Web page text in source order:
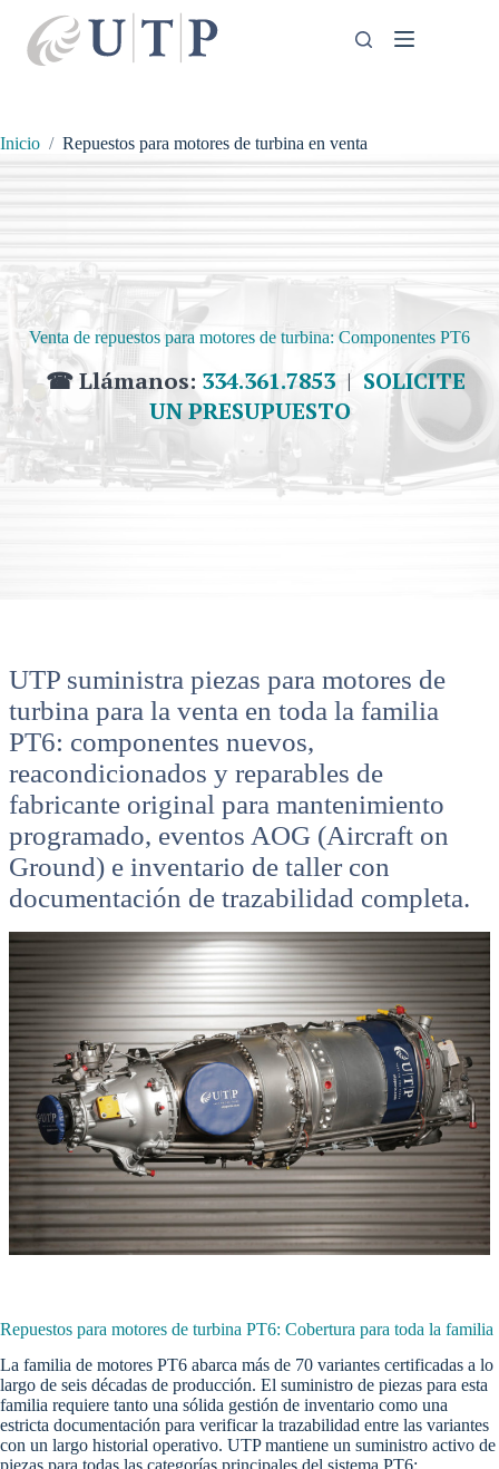
contenido
Inicio Repuestos para motores de turbina en venta
Venta de repuestos para motores de turbina: Componentes PT6
☎ Llámanos: 334.361.7853| SOLICITE
UN PRESUPUESTO
UTP suministra piezas para motores de
turbina para la venta en toda la familia
PT6: componentes nuevos,
reacondicionados y reparables de
fabricante original para mantenimiento
programado, eventos AOG (Aircraft on
Ground) e inventario de taller con
documentación de trazabilidad completa.
Repuestos para motores de turbina PT6: Cobertura para toda la familia
La familia de motores PT6 abarca más de 70 variantes certificadas a lo
largo de seis décadas de producción. El suministro de piezas para esta
familia requiere tanto una sólida gestión de inventario como una
estricta documentación para verificar la trazabilidad entre las variantes
con un largo historial operativo. UTP mantiene un suministro activo de